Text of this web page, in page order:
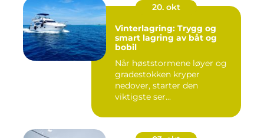
20. okt
Vinterlagring: Trygg og
smart lagring av båt og
bobil
Når høststormene løyer og
gradestokken kryper
nedover, starter den
viktigste ser...